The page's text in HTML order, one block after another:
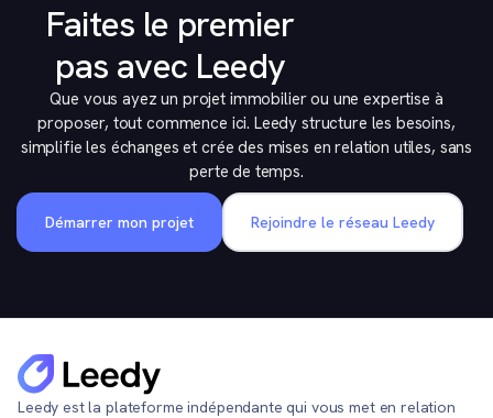
Faites le premier
pas avec Leedy
Que vous ayez un projet immobilier ou une expertise à
proposer, tout commence ici. Leedy structure les besoins,
simplifie les échanges et crée des mises en relation utiles, sans
perte de temps.
Démarrer mon projet Rejoindre le réseau Leedy
Leedy est la plateforme indépendante qui vous met en relation